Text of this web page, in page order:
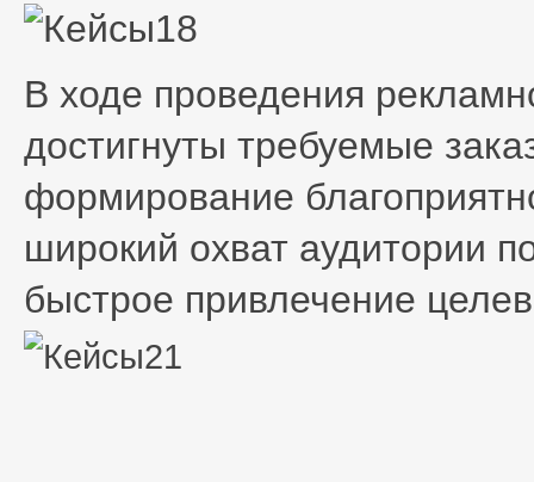
В ходе проведения
достигнуты требуемые
формирование
широкий охват аудитории
быстрое привлечение